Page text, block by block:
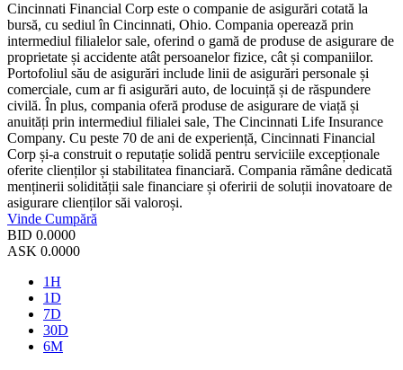
Cincinnati Financial Corp este o companie de asigurări cotată la
bursă, cu sediul în Cincinnati, Ohio. Compania operează prin
intermediul filialelor sale, oferind o gamă de produse de asigurare de
proprietate și accidente atât persoanelor fizice, cât și companiilor.
Portofoliul său de asigurări include linii de asigurări personale și
comerciale, cum ar fi asigurări auto, de locuință și de răspundere
civilă. În plus, compania oferă produse de asigurare de viață și
anuități prin intermediul filialei sale, The Cincinnati Life Insurance
Company. Cu peste 70 de ani de experiență, Cincinnati Financial
Corp și-a construit o reputație solidă pentru serviciile excepționale
oferite clienților și stabilitatea financiară. Compania rămâne dedicată
menținerii solidității sale financiare și oferirii de soluții inovatoare de
asigurare clienților săi valoroși.
Vinde Cumpără
BID 0.0000
ASK 0.0000
1H
1D
7D
30D
6M